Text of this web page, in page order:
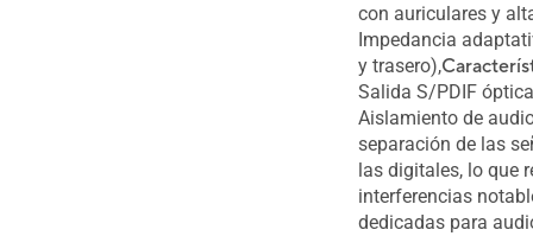
con auriculares y
Impedancia
y trasero),
Salida S/PDIF
Aislamiento de
separación de las
las digitales, lo que
interferencias
dedicadas para